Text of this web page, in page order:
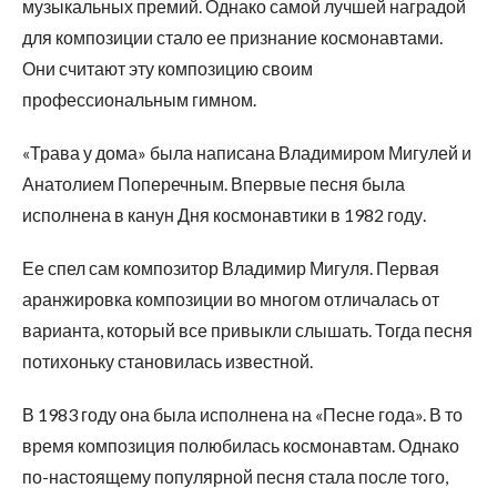
музыкальных премий. Однако самой лучшей наградой
для композиции стало ее признание космонавтами.
Они считают эту композицию своим
профессиональным гимном.
«Трава у дома» была написана Владимиром Мигулей и
Анатолием Поперечным. Впервые песня была
исполнена в канун Дня космонавтики в 1982 году.
Ее спел сам композитор Владимир Мигуля. Первая
аранжировка композиции во многом отличалась от
варианта, который все привыкли слышать. Тогда песня
потихоньку становилась известной.
В 1983 году она была исполнена на «Песне года». В то
время композиция полюбилась космонавтам. Однако
по-настоящему популярной песня стала после того,